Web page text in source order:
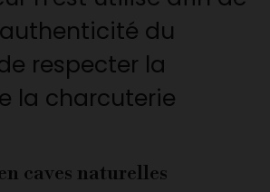
du
respecter la
la charcuterie
caves naturelles